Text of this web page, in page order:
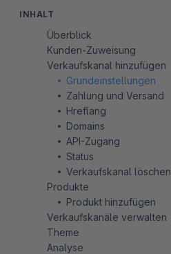
INHALT
Überblick
Kunden-Zuweisung
Verkaufskanal hinzufügen
Grundeinstellungen
Zahlung und Versand
Hreflang
Domains
API-Zugang
Status
Verkaufskanal löschen
Produkte
Produkt hinzufügen
Verkaufskanäle verwalten
Theme
Analyse